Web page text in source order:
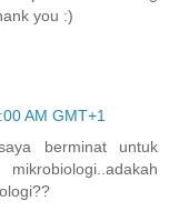
you :)
AM GMT+1
berminat untuk